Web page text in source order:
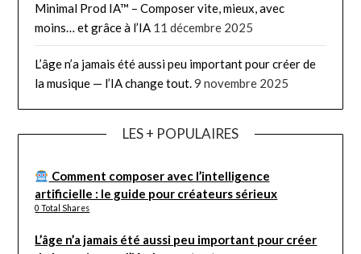
Minimal Prod IA™ – Composer vite, mieux, avec
moins… et grâce à l’IA 11 décembre 2025
L’âge n’a jamais été aussi peu important pour créer de
la musique — l’IA change tout.9 novembre 2025
LES + POPULAIRES
Comment composer avec l’intelligence
artificielle : le guide pour créateurs sérieux
0 Total Shares
L’âge n’a jamais été aussi peu important pour créer